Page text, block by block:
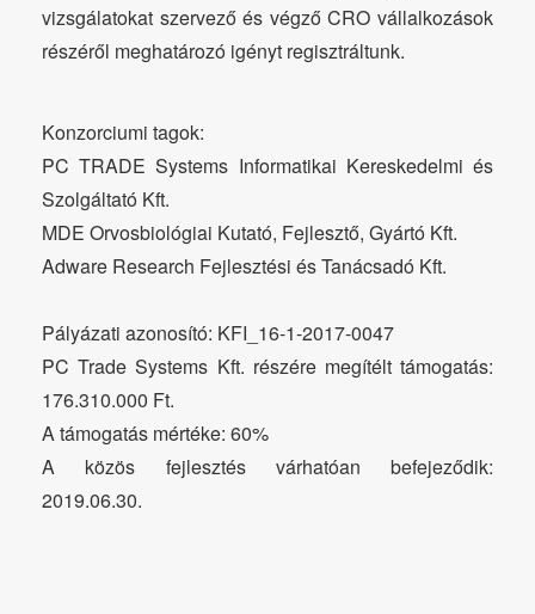
vizsgálatokat szervező és végző CRO vállalkozások
részéről meghatározó igényt regisztráltunk.
Konzorciumi tagok:
PC TRADE Systems Informatikai Kereskedelmi és
Szolgáltató Kft.
MDE Orvosbiológiai Kutató, Fejlesztő, Gyártó Kft.
Adware Research Fejlesztési és Tanácsadó Kft.
Pályázati azonosító: KFI_16-1-2017-0047
PC Trade Systems Kft. részére megítélt támogatás:
176.310.000 Ft.
A támogatás mértéke: 60%
A közös fejlesztés várhatóan befejeződik:
2019.06.30.